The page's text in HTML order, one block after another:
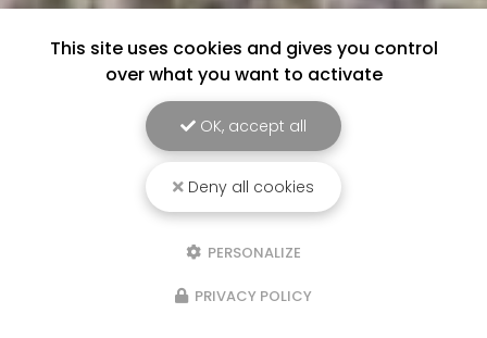
This site uses cookies and gives you control
over what you want to activate
OK, accept all
Deny all cookies
PERSONALIZE
PRIVACY POLICY